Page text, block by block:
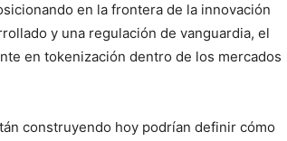
en la frontera de la innovación
y una regulación de vanguardia, el
en tokenización dentro de los mercados
construyendo hoy podrían definir cómo